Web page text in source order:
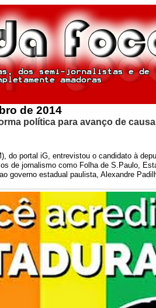
de 2014
política para avanço de
do portal iG, entrevistou o candidato à
de jornalismo como Folha de S.Paulo,
governo estadual paulista, Alexandre